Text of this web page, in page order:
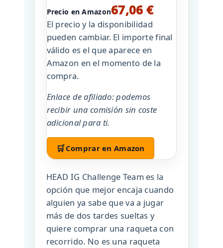
Precio en Amazon67,06 €
El precio y la disponibilidad
pueden cambiar. El importe final
válido es el que aparece en
Amazon en el momento de la
compra.
Enlace de afiliado: podemos
recibir una comisión sin coste
adicional para ti.
🛒Comprar en Amazon
HEAD IG Challenge Team es la
opción que mejor encaja cuando
alguien ya sabe que va a jugar
más de dos tardes sueltas y
quiere comprar una raqueta con
recorrido. No es una raqueta